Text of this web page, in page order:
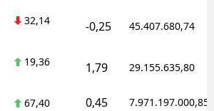
32,14 -0,25 45.407.680,74
19,36 1,79 29.155.635,80
67,40 0,45 7.971.197.000,85